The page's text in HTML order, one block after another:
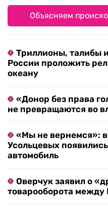
Объясняем
Триллионы, талибы
России проложить
океану
«Донор без права
не превращаются во
«Мы не вернемся»:
Усольцевых
автомобиль
Оверчук заявил о
товарооборота